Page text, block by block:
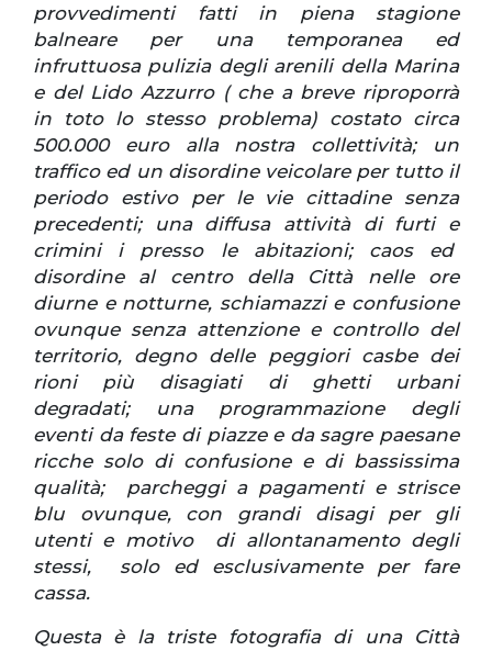
provvedimenti fatti in piena stagione
balneare per una temporanea ed
infruttuosa pulizia degli arenili della Marina
e del Lido Azzurro ( che a breve riproporrà
in toto lo stesso problema) costato circa
500.000 euro alla nostra collettività; un
traffico ed un disordine veicolare per tutto il
periodo estivo per le vie cittadine senza
precedenti; una diffusa attività di furti e
crimini i presso le abitazioni; caos ed
disordine al centro della Città nelle ore
diurne e notturne, schiamazzi e confusione
ovunque senza attenzione e controllo del
territorio, degno delle peggiori casbe dei
rioni più disagiati di ghetti urbani
degradati; una programmazione degli
eventi da feste di piazze e da sagre paesane
ricche solo di confusione e di bassissima
qualità; parcheggi a pagamenti e strisce
blu ovunque, con grandi disagi per gli
utenti e motivo di allontanamento degli
stessi, solo ed esclusivamente per fare
cassa.
Questa è la triste fotografia di una Città